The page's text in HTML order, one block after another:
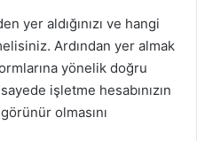
yer aldığınızı ve hangi
Ardından yer almak
yönelik doğru
işletme hesabınızın
olmasını